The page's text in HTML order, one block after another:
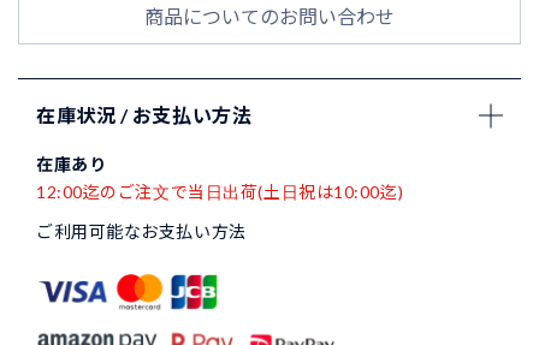
商品についてのお問い合わせ
在庫状況 / お支払い方法
在庫あり
12:00迄のご注文で当日出荷(土日祝は10:00迄)
ご利用可能なお支払い方法